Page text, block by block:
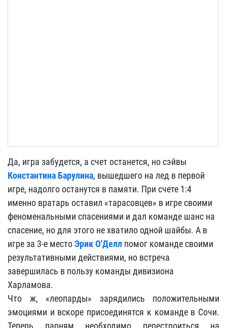
Да, игра забудется, а счет останется, но сэйвы
Константина Барулина, вышедшего на лед в первой
игре, надолго останутся в памяти. При счете 1:4
именно вратарь оставил «тарасовцев» в игре своими
феноменальными спасениями и дал команде шанс на
спасение, но для этого не хватило одной шайбы. А в
игре за 3-е местоЭрик О'Делл помог команде своими
результативными действиями, но встреча
завершилась в пользу команды дивизиона
Харламова.
Что ж, «леопарды» зарядились положительными
эмоциями и вскоре присоединятся к команде в Сочи.
Теперь парням необходимо перестроиться на